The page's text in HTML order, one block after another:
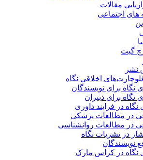
مقالات
اجتماعی
گیت
نشر
اخلاقی نگاه
نگاه برای نویسندگان
نگاه برای دبیران
در فرایند داوری
در مطالعات پزشکی
در مطالعات روانشناسی
در نشریات نگاه
نویسندگان
در کراس مارک